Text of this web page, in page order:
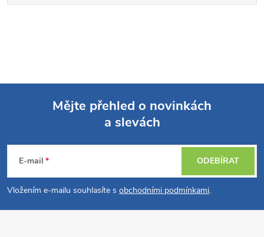
p
a
Mějte přehled o novinkách
a slevách
E-mail
Vložením e-mailu souhlasíte s obchodními podmínkami.
ODEBÍRAT